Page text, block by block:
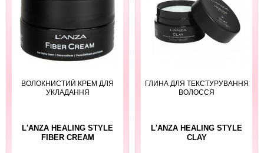
ВОЛОКНИСТИЙ КРЕМ ДЛЯ
УКЛАДАННЯ
L'ANZA HEALING STYLE
FIBER CREAM
ГЛИНА ДЛЯ ТЕКСТУРУВАННЯ
ВОЛОССЯ
L'ANZA HEALING STYLE
CLAY